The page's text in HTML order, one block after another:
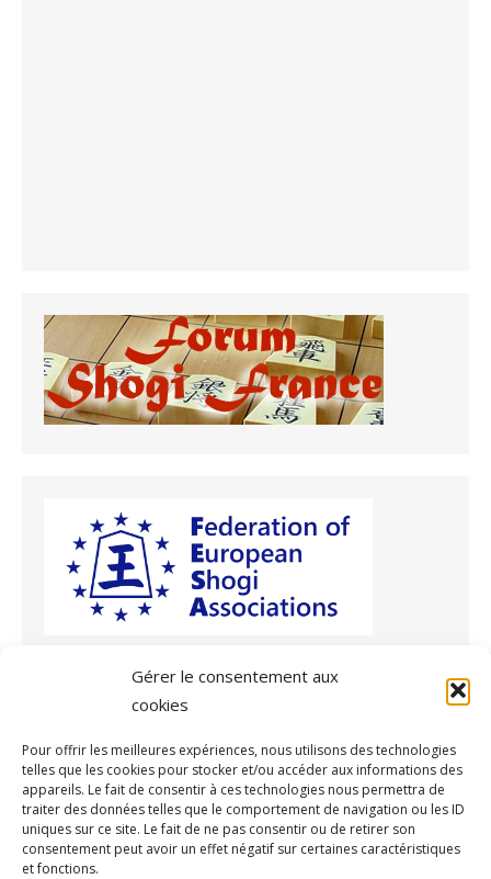
Gérer le consentement aux
cookies
Pour offrir les meilleures expériences, nous utilisons des technologies
telles que les cookies pour stocker et/ou accéder aux informations des
appareils. Le fait de consentir à ces technologies nous permettra de
traiter des données telles que le comportement de navigation ou les ID
uniques sur ce site. Le fait de ne pas consentir ou de retirer son
consentement peut avoir un effet négatif sur certaines caractéristiques
et fonctions.
Archives